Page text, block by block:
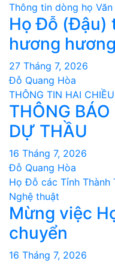
Thông tin dòng họ
Họ Đỗ (Đậu)
hương
27 Tháng 7, 2026
Đỗ Quang Hòa
THÔNG TIN HAI CHIỀU
THÔNG
DỰ THẦU
16 Tháng 7, 2026
Đỗ Quang Hòa
Họ Đỗ các Tỉnh Thành
Nghệ thuật
Mừng việc
chuyển
16 Tháng 7, 2026